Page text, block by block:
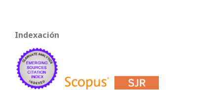
Indexación